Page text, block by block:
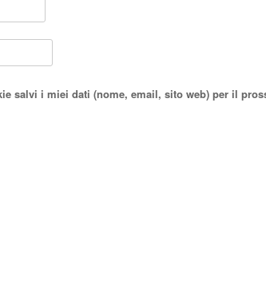
salvi i miei dati (nome, email, sito web) per il